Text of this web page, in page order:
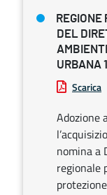
DEL
URBANA
Scarica
Adozione
nomina a
regionale